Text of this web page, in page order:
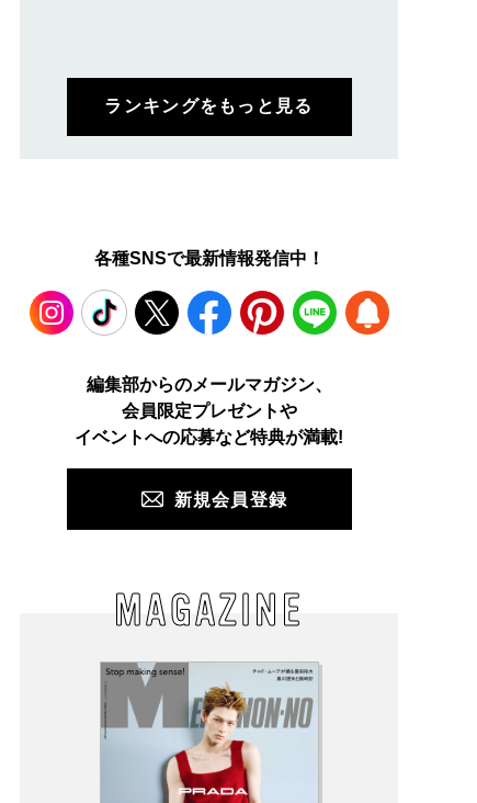
ランキングをもっと見る
各種SNSで最新情報発信中！
TikTok Facebook Pinterest LINE
編集部からのメールマガジン、
会員限定プレゼントや
イベントへの応募など特典が満載!
新規会員登録
MAGAZINE